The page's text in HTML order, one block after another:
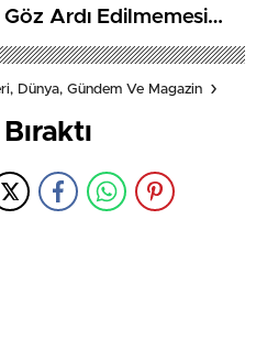
Ardı Edilmemesi
Dünya, Gündem Ve Magazin